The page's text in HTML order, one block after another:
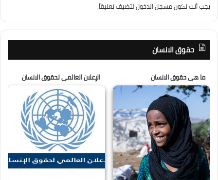
يجب أنت تكونمسجل الدخوللتضيف تعليقاً.
حقوق الانسان
ما هى حقوق الانسان الإعلان العالمى لحقوق الانسان